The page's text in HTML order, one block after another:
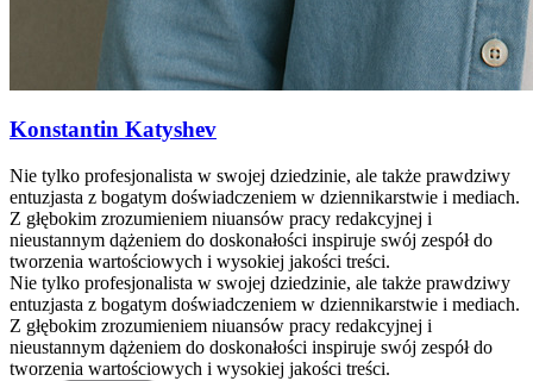
Konstantin Katyshev
Nie tylko profesjonalista w swojej dziedzinie, ale także prawdziwy
entuzjasta z bogatym doświadczeniem w dziennikarstwie i mediach.
Z głębokim zrozumieniem niuansów pracy redakcyjnej i
nieustannym dążeniem do doskonałości inspiruje swój zespół do
tworzenia wartościowych i wysokiej jakości treści.
Nie tylko profesjonalista w swojej dziedzinie, ale także prawdziwy
entuzjasta z bogatym doświadczeniem w dziennikarstwie i mediach.
Z głębokim zrozumieniem niuansów pracy redakcyjnej i
nieustannym dążeniem do doskonałości inspiruje swój zespół do
tworzenia wartościowych i wysokiej jakości treści.